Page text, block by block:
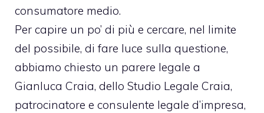
consumatore medio.
Per capire un po’ di più e cercare, nel limite
del possibile, di fare luce sulla questione,
abbiamo chiesto un parere legale a
Gianluca Craia, dello Studio Legale Craia,
patrocinatore e consulente legale d’impresa,